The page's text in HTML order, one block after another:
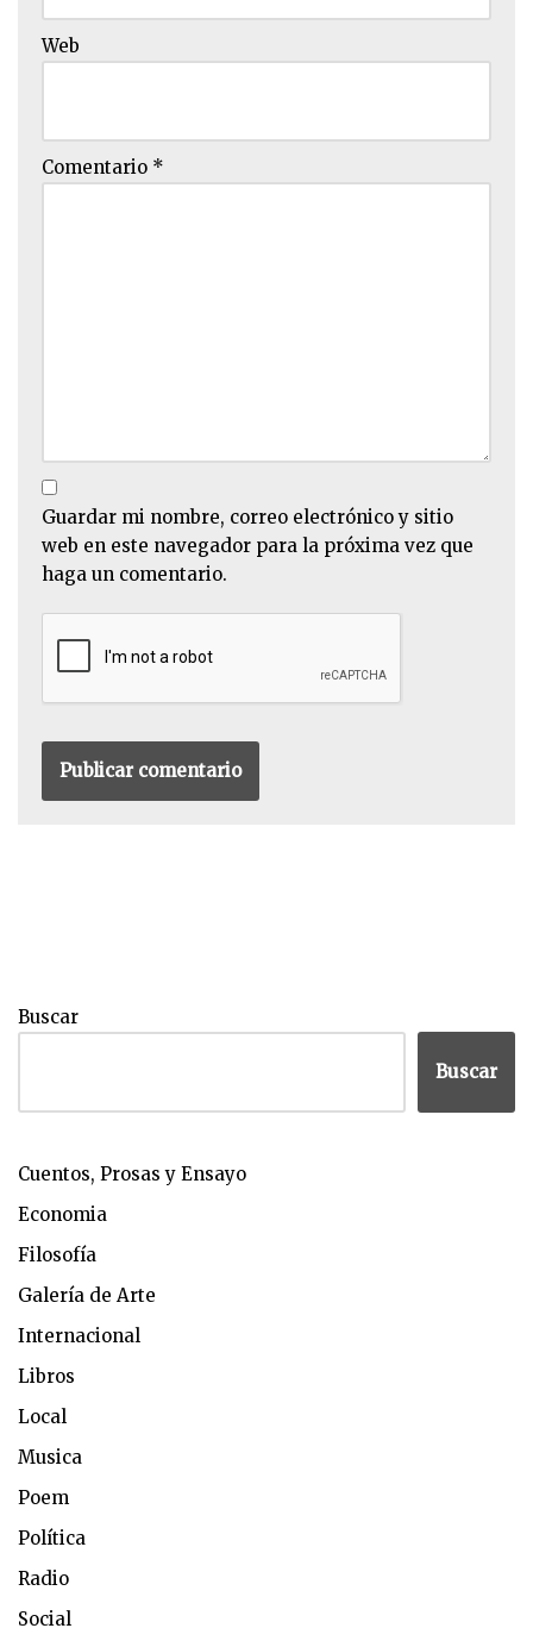
Web
Comentario *
Guardar mi nombre, correo electrónico y sitio
web en este navegador para la próxima vez que
haga un comentario.
Buscar
Buscar
Cuentos, Prosas y Ensayo
Economia
Filosofía
Galería de Arte
Internacional
Libros
Local
Musica
Poem
Política
Radio
Social